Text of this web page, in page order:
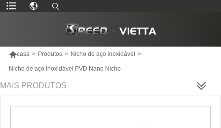
casa > Produtos > Nicho de aço inoxidável >
Nicho de aço inoxidável PVD Nano Nicho
MAIS PRODUTOS